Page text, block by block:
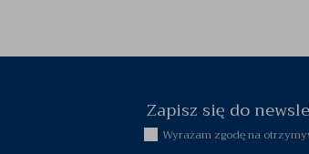
Zapisz się do
Wyrażam zgodę na